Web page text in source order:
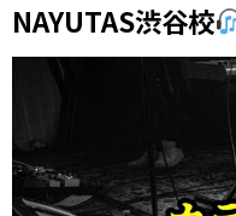
NAYUTAS渋谷校